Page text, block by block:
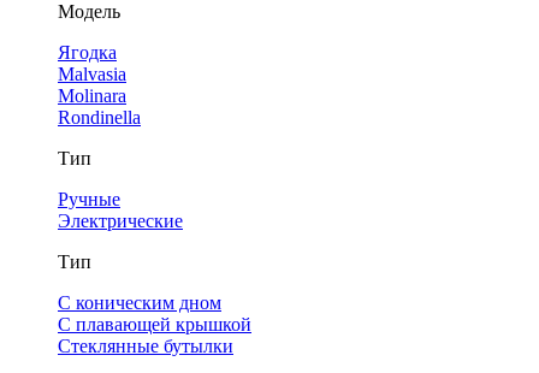
Модель
Ягодка
Malvasia
Molinara
Rondinella
Тип
Ручные
Электрические
Тип
С коническим дном
С плавающей крышкой
Стеклянные бутылки